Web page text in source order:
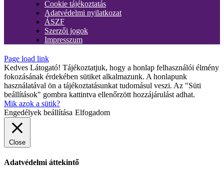
Cookie tájékoztatás
Adatvédelmi nyilatkozat
ÁSZF
Szerzői jogok
Impresszum
Page load link
Kedves Látogató! Tájékoztatjuk, hogy a honlap felhasználói élmény
fokozásának érdekében sütiket alkalmazunk. A honlapunk
használatával ön a tájékoztatásunkat tudomásul veszi. Az "Süti
beállítások" gombra kattintva ellenőrzött hozzájárulást adhat.
Mik azok a sütik?
Engedélyek beállítása Elfogadom
Close
Adatvédelmi áttekintő